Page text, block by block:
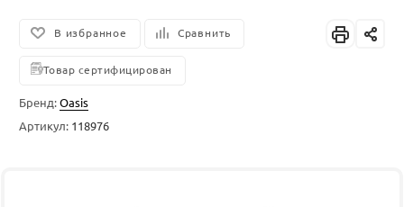
В избранное Сравнить
Товар сертифицирован
Бренд:Oasis
Артикул: 118976